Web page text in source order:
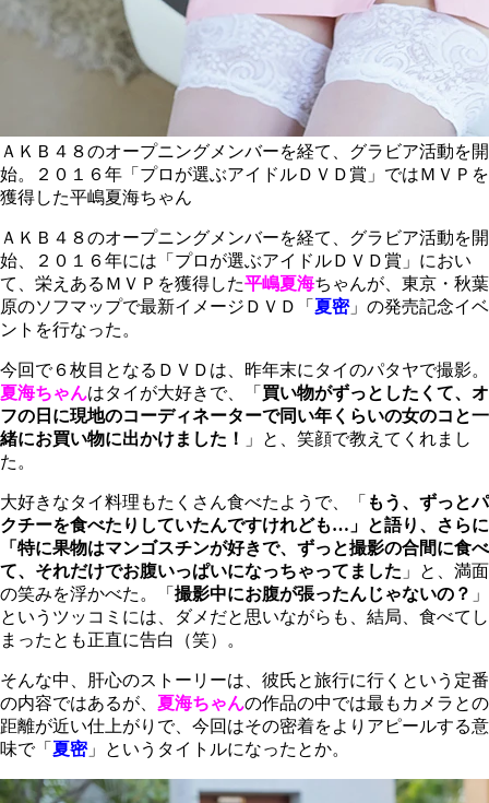
ＡＫＢ４８のオープニングメンバーを経て、グラビア活動を開
始。２０１６年「プロが選ぶアイドルＤＶＤ賞」ではＭＶＰを
獲得した平嶋夏海ちゃん
ＡＫＢ４８のオープニングメンバーを経て、グラビア活動を開
始、２０１６年には「プロが選ぶアイドルＤＶＤ賞」におい
て、栄えあるＭＶＰを獲得した平嶋夏海ちゃんが、東京・秋葉
原のソフマップで最新イメージＤＶＤ「 夏密」の発売記念イベ
ントを行なった。
今回で６枚目となるＤＶＤは、昨年末にタイのパタヤで撮影。
夏海ちゃんはタイが大好きで、「 買い物がずっとしたくて、オ
フの日に現地のコーディネーターで同い年くらいの女のコと一
緒にお買い物に出かけました！
」と、笑顔で教えてくれまし
た。
大好きなタイ料理もたくさん食べたようで、「 もう、ずっとパ
クチーを食べたりしていたんですけれども…」と語り、さらに
「特に果物はマンゴスチンが好きで、ずっと撮影の合間に食べ
て、それだけでお腹いっぱいになっちゃってました 」と、満面
の笑みを浮かべた。「 撮影中にお腹が張ったんじゃないの？ 」
というツッコミには、ダメだと思いながらも、結局、食べてし
まったとも正直に告白（笑）。
そんな中、肝心のストーリーは、彼氏と旅行に行くという定番
の内容ではあるが、 夏海ちゃんの作品の中では最もカメラとの
距離が近い仕上がりで、今回はその密着をよりアピールする意
味で「 夏密」というタイトルになったとか。